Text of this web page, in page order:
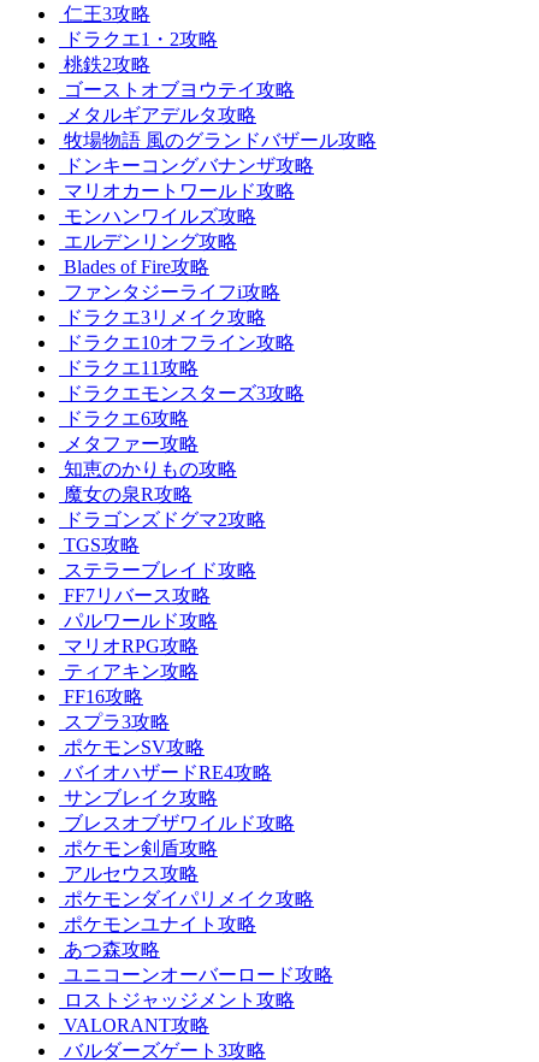
仁王3攻略
ドラクエ1・2攻略
桃鉄2攻略
ゴーストオブヨウテイ攻略
メタルギアデルタ攻略
牧場物語 風のグランドバザール攻略
ドンキーコングバナンザ攻略
マリオカートワールド攻略
モンハンワイルズ攻略
エルデンリング攻略
Blades of Fire攻略
ファンタジーライフi攻略
ドラクエ3リメイク攻略
ドラクエ10オフライン攻略
ドラクエ11攻略
ドラクエモンスターズ3攻略
ドラクエ6攻略
メタファー攻略
知恵のかりもの攻略
魔女の泉R攻略
ドラゴンズドグマ2攻略
TGS攻略
ステラーブレイド攻略
FF7リバース攻略
パルワールド攻略
マリオRPG攻略
ティアキン攻略
FF16攻略
スプラ3攻略
ポケモンSV攻略
バイオハザードRE4攻略
サンブレイク攻略
ブレスオブザワイルド攻略
ポケモン剣盾攻略
アルセウス攻略
ポケモンダイパリメイク攻略
ポケモンユナイト攻略
あつ森攻略
ユニコーンオーバーロード攻略
ロストジャッジメント攻略
VALORANT攻略
バルダーズゲート3攻略